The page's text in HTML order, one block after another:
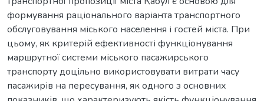
формування раціонального варіанта транспортного
обслуговування міського населення і гостей міста. При
цьому, як критерій ефективності функціонування
маршрутної системи міського пасажирського
транспорту доцільно використовувати витрати часу
пасажирів на пересування, як одного з основних